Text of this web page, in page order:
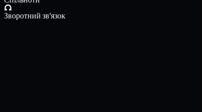
Зворотний зв'язок